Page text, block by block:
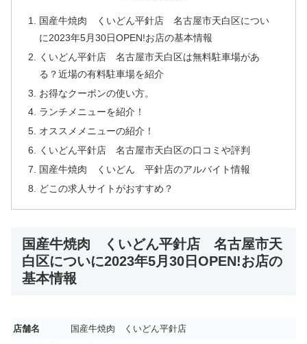
国産牛焼肉 くいどん平針店 名古屋市天白区につい
に2023年5月30日OPEN!お店の基本情報
くいどん平針店 名古屋市天白区は無料駐車場があ
る？近場の有料駐車場を紹介
お得なクーポンの使い方。
ランチメニューを紹介！
オススメメニューの紹介！
くいどん平針店 名古屋市天白区の口コミや評判
国産牛焼肉 くいどん 平針店のアルバイト情報
どこの求人サイトがおすすめ？
国産牛焼肉 くいどん平針店 名古屋市天
白区についに2023年5月30日OPEN!お店の
基本情報
店舗名 国産牛焼肉 くいどん平針店